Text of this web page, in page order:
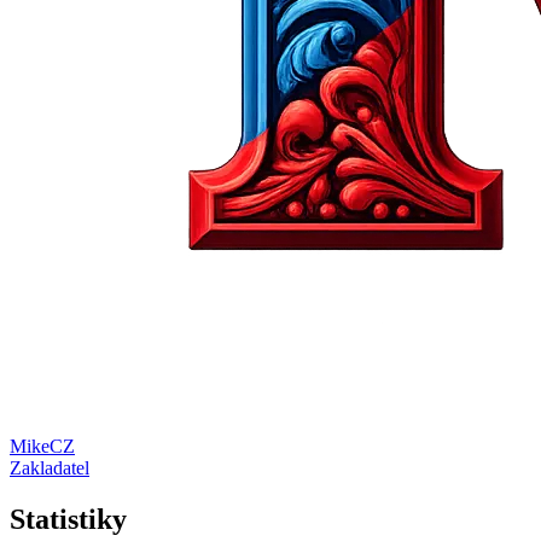
MikeCZ
Zakladatel
Statistiky